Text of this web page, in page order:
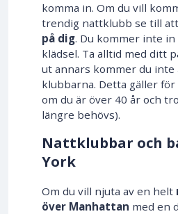
komma in. Om du vill
trendig nattklubb se till att
på dig. Du kommer inte
klädsel. Ta alltid med ditt
ut annars kommer du inte
klubbarna. Detta gäller för
om du är över 40 år och
längre behövs).
Nattklubbar och
York
Om du vill njuta av en helt
över Manhattan med en